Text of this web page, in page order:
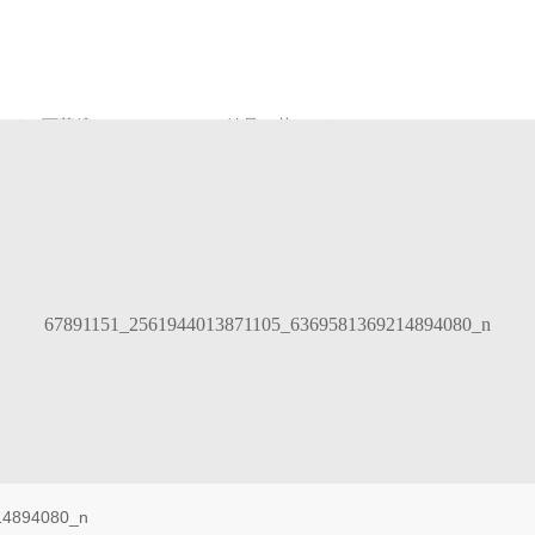
イル万華鏡について 結晶の花アート
67891151_2561944013871105_6369581369214894080_n